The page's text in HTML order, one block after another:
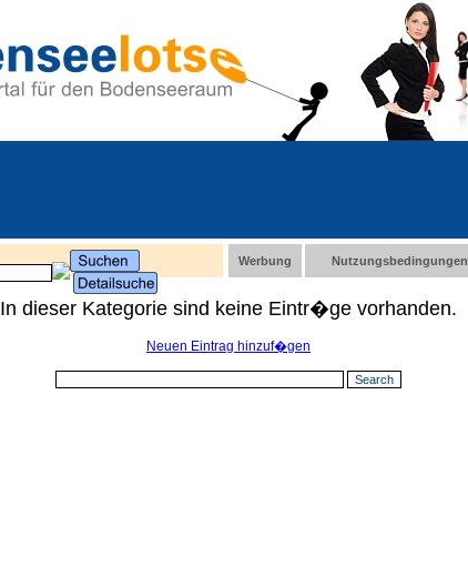
Werbung Nutzungsbedingungen
In dieser Kategorie sind keine Eintr�ge vorhanden.
Neuen Eintrag hinzuf�gen